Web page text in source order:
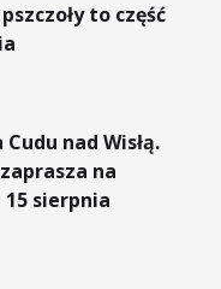
to część
nad Wisłą.
na
sierpnia